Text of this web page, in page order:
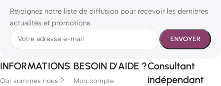
Rejoignez notre liste de diffusion pour recevoir les dernières
actualités et promotions.
INFORMATIONS
Qui sommes nous ?
BESOIN D’AIDE ?
Mon compte
Consultant
indépendant